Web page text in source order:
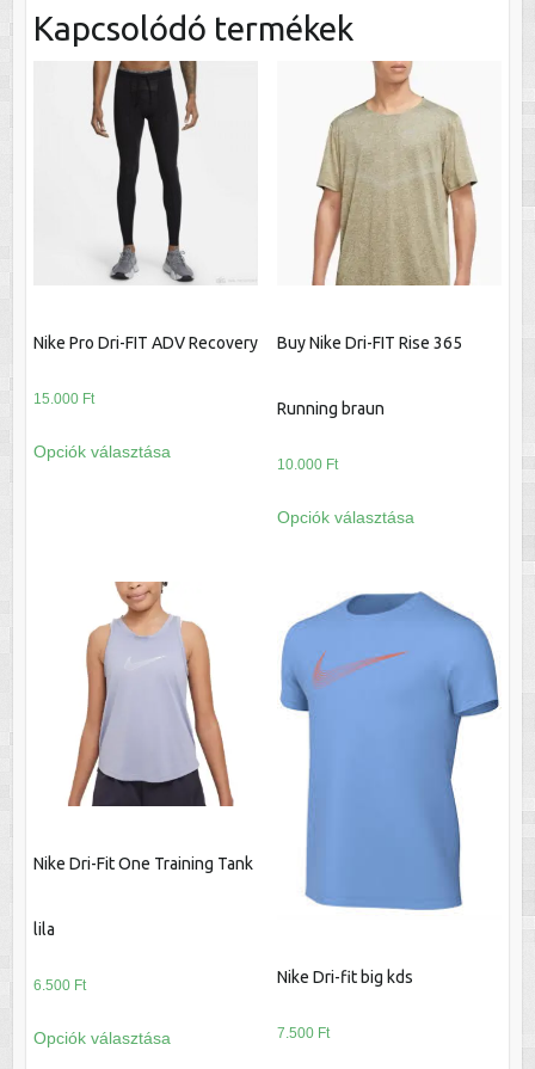
Kapcsolódó termékek
Nike Pro Dri-FIT ADV Recovery
15.000 Ft
Opciók választása
a
változatok
termékoldalon
választhatók
Buy Nike Dri-FIT Rise 365
Running braun
10.000 Ft
Opciók választása
a
variációja
változatok
termékoldalon
választhatók
Nike Dri-Fit One Training Tank
lila
6.500 Ft
Opciók választása
a
Nike Dri-fit big kds
7.500 Ft